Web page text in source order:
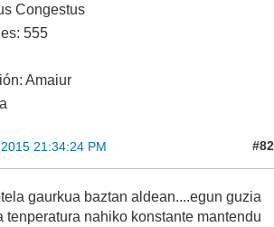
Congestus
555
Amaiur
21:34:24 PM #82
gaurkua baztan aldean....egun guzia
tenperatura nahiko konstante mantendu